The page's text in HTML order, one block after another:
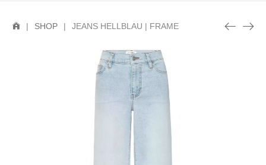
| SHOP | JEANS HELLBLAU | FRAME